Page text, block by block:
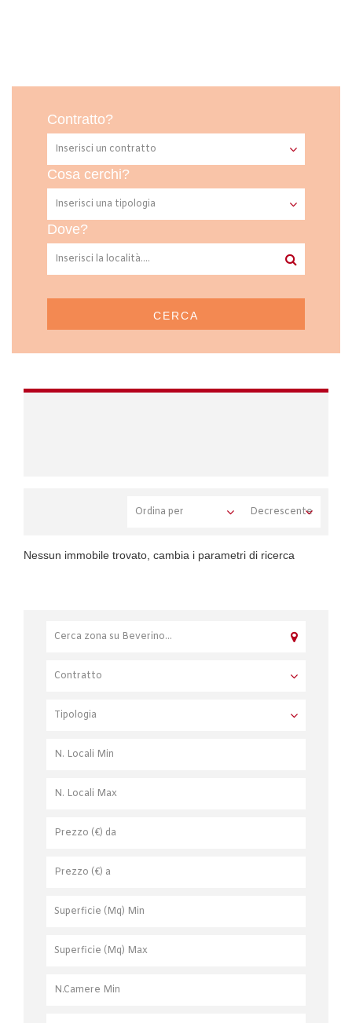
Contratto?
Cosa cerchi?
Dove?
CERCA
Nessun immobile trovato, cambia i parametri di ricerca